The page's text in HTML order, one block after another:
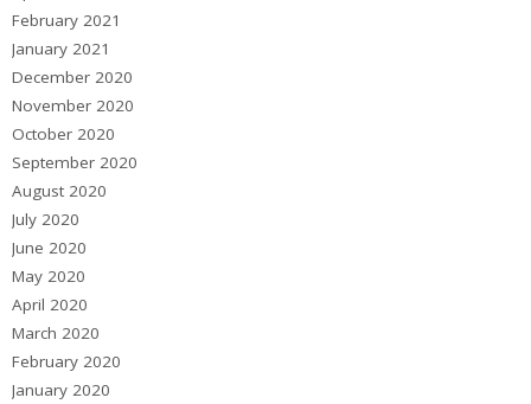
February 2021
January 2021
December 2020
November 2020
October 2020
September 2020
August 2020
July 2020
June 2020
May 2020
April 2020
March 2020
February 2020
January 2020